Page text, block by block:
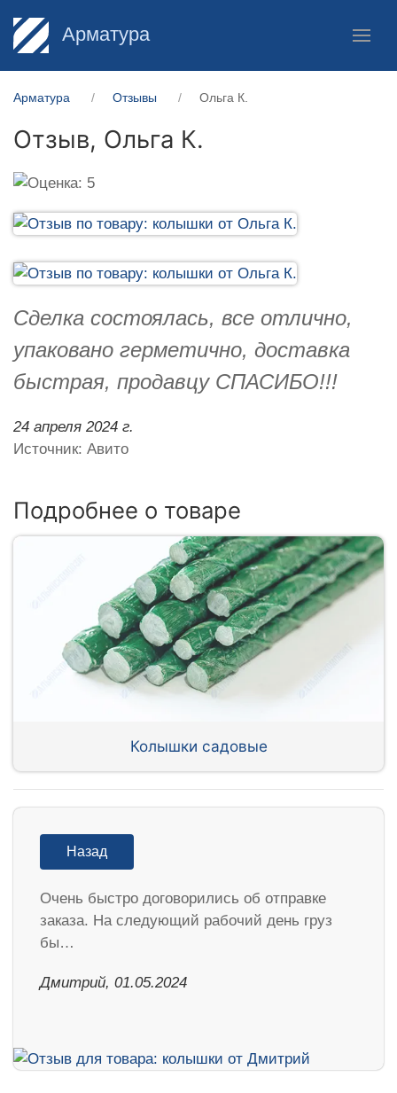
Арматура
Арматура Отзывы Ольга К.
Отзыв, Ольга К.
Сделка состоялась, все отлично,
упаковано герметично, доставка
быстрая, продавцу СПАСИБО!!!
24 апреля 2024 г.
Источник: Авито
Подробнее о товаре
Колышки садовые
Назад
Очень быстро договорились об отправке
заказа. На следующий рабочий день груз
бы…
Дмитрий, 01.05.2024